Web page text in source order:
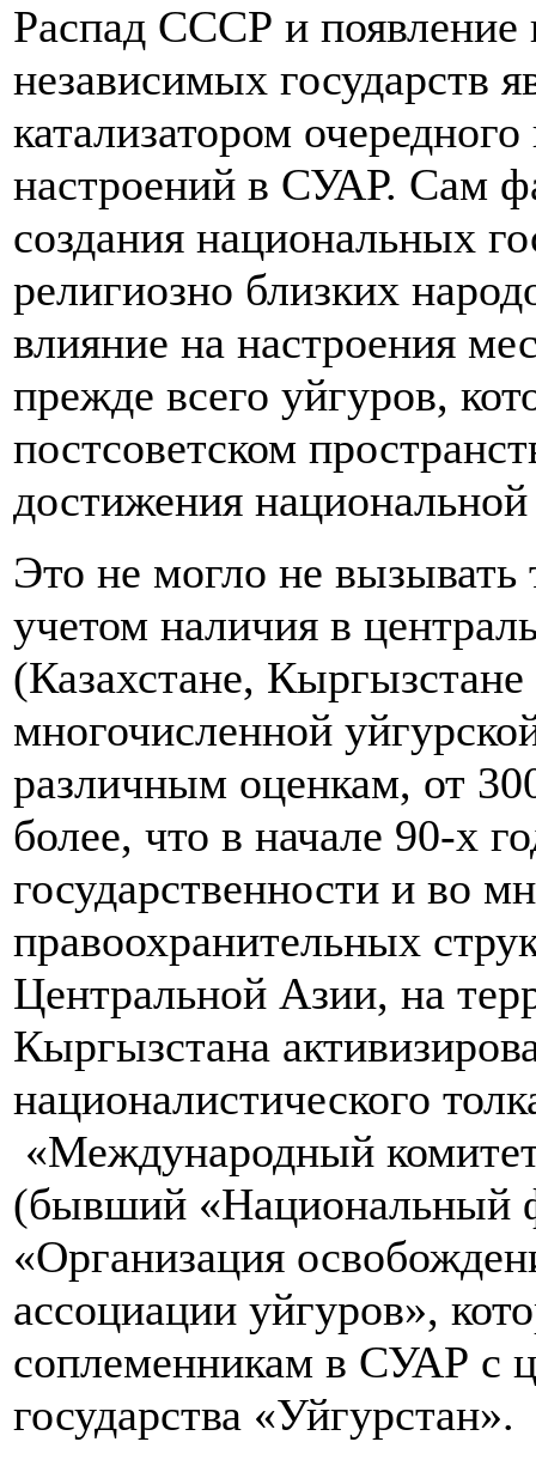
Распад СССР и
независимых государств
катализатором
настроений в СУАР. Сам
создания национальных
религиозно близких
влияние на настроения
прежде всего уйгуров,
постсоветском
достижения
Это не могло не вызывать
учетом наличия в
(Казахстане,
многочисленной
различным оценкам, от
более, что в начале 90-х
государственности и во
правоохранительных
Центральной Азии, на
Кыргызстана
националистического
«Международный
(бывший «Национальный
«Организация
ассоциации уйгуров»,
соплеменникам в СУАР с
государства «Уйгурстан».